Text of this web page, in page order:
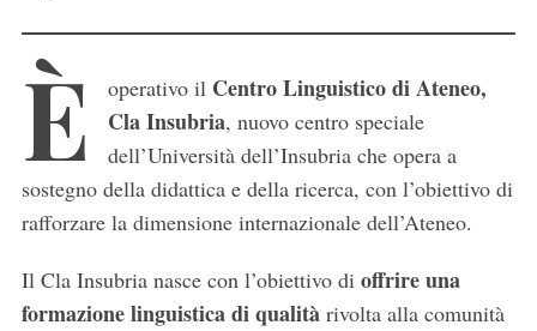
È operativo il Centro Linguistico di Ateneo,
Cla Insubria, nuovo centro speciale
dell’Università dell’Insubria che opera a
sostegno della didattica e della ricerca, con l’obiettivo di
rafforzare la dimensione internazionale dell’Ateneo.
Il Cla Insubria nasce con l’obiettivo di offrire una
formazione linguistica di qualitàrivolta alla comunità